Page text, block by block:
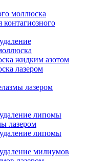
моллюска
жидким азотом
лазером
лазером
липомы
лазером
липомы
милиумов